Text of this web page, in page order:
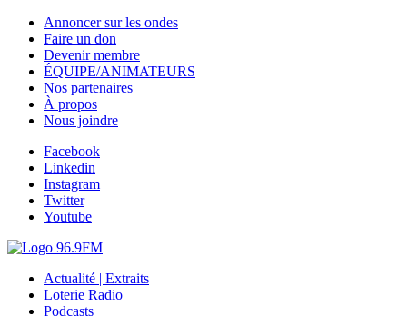
Annoncer sur les ondes
Faire un don
Devenir membre
ÉQUIPE/ANIMATEURS
Nos partenaires
À propos
Nous joindre
Facebook
Linkedin
Instagram
Twitter
Youtube
Actualité | Extraits
Loterie Radio
Podcasts